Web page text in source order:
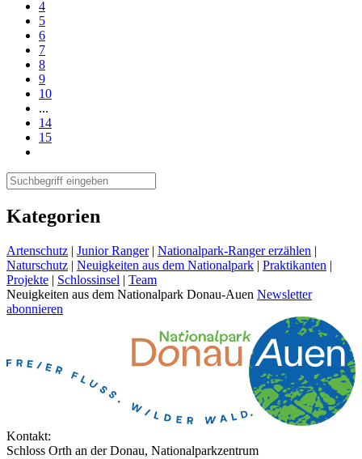
4
5
6
7
8
9
10
...
14
15
Kategorien
Artenschutz | Junior Ranger | Nationalpark-Ranger erzählen |
Naturschutz | Neuigkeiten aus dem Nationalpark | Praktikanten |
Projekte | Schlossinsel | Team
Neuigkeiten aus dem Nationalpark Donau-Auen Newsletter
abonnieren
Kontakt:
Schloss Orth an der Donau, Nationalparkzentrum